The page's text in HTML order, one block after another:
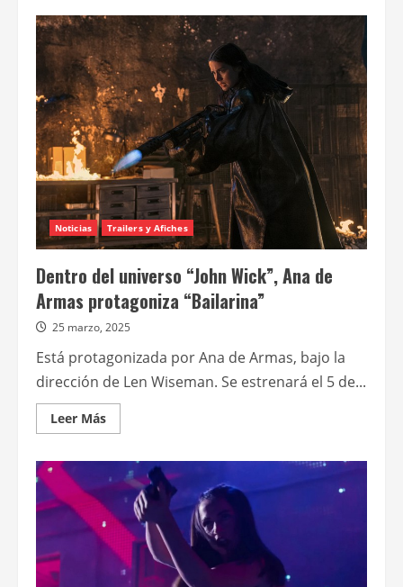
Bailarina
Noticias Trailers y Afiches
Dentro del universo “John Wick”, Ana de
Armas protagoniza “Bailarina”
25 marzo, 2025
Está protagonizada por Ana de Armas, bajo la
dirección de Len Wiseman. Se estrenará el 5 de...
Leer MásLeer
más
Dentro
del
universo
“John
Wick”,
Ana
de
Armas
protagoniza
“Bailarina”